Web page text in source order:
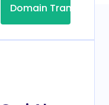
Domain Transfer